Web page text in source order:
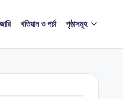
খতিয়ান ও পর্চা পৃষ্ঠাসমূহ